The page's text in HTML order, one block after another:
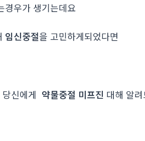
경우가 생기는데요
임신중절을 고민하게되었다면
신에게 약물중절 미프진 대해 알